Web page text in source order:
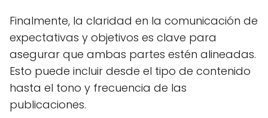
Finalmente, la claridad en la comunicación de
expectativas y objetivos es clave para
asegurar que ambas partes estén alineadas.
Esto puede incluir desde el tipo de contenido
hasta el tono y frecuencia de las
publicaciones.